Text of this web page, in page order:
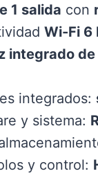
1 salida con
Wi-Fi 6
integrado de
integrados:
y sistema:
y control: